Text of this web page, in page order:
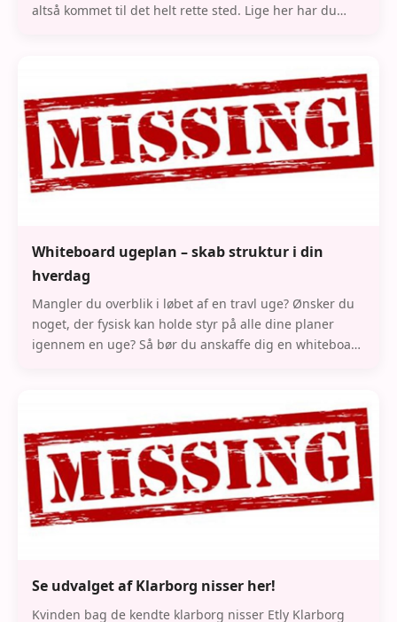
altså kommet til det helt rette sted. Lige her har du
Whiteboard ugeplan – skab struktur i din
hverdag
Mangler du overblik i løbet af en travl uge? Ønsker du
noget, der fysisk kan holde styr på alle dine planer
igennem en uge? Så bør du anskaffe dig en whiteboard
Se udvalget af Klarborg nisser her!
Kvinden bag de kendte klarborg nisser Etly Klarborg